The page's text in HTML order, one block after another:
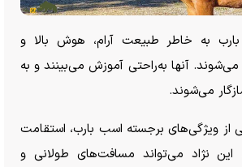
به خاطر طبیعت آرام، هوش بالا و
آنها به‌راحتی آموزش می‌بینند و به
می‌شوند.
از ویژگی‌های برجسته اسب بارب، استقامت
این نژاد می‌تواند مسافت‌های طولانی و